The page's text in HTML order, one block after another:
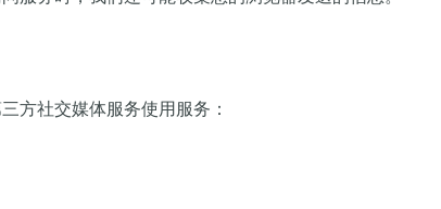
方社交媒体服务使用服务：